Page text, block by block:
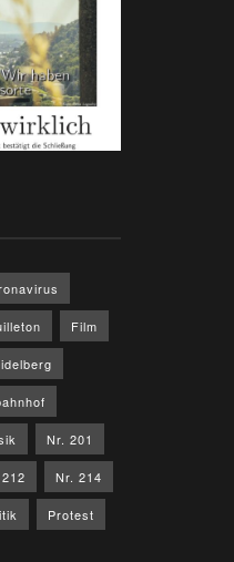
Film
Nr. 201
Nr. 214
Protest